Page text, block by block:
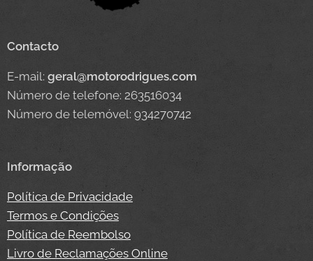
Contacto
E-mail: geral@motorodrigues.com
Número de telefone: 263516034
Número de telemóvel: 934270742
Informação
Política de Privacidade
Termos e Condições
Política de Reembolso
Livro de Reclamações Online